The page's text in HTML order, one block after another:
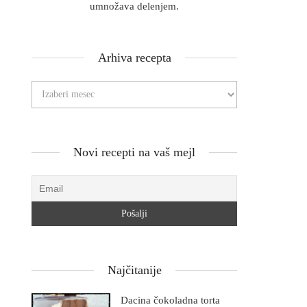
umnožava delenjem.
Arhiva recepta
Novi recepti na vaš mejl
Najčitanije
Dacina čokoladna torta